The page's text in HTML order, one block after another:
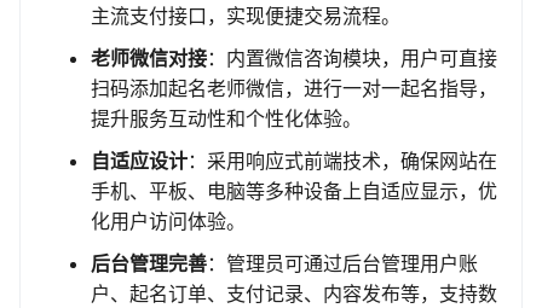
主流支付接口，实现便捷交易流程。
老师微信对接：内置微信咨询模块，用户可直接
扫码添加起名老师微信，进行一对一起名指导，
提升服务互动性和个性化体验。
自适应设计：采用响应式前端技术，确保网站在
手机、平板、电脑等多种设备上自适应显示，优
化用户访问体验。
后台管理完善：管理员可通过后台管理用户账
户、起名订单、支付记录、内容发布等，支持数